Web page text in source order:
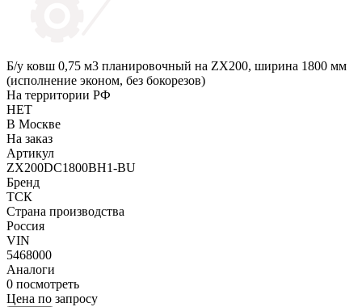
Б/у ковш 0,75 м3 планировочный на ZX200, ширина 1800 мм
(исполнение эконом, без бокорезов)
На территории РФ
НЕТ
В Москве
На заказ
Артикул
ZX200DC1800BH1-BU
Бренд
ТСК
Страна производства
Россия
VIN
5468000
Аналоги
0 посмотреть
Цена по запросу